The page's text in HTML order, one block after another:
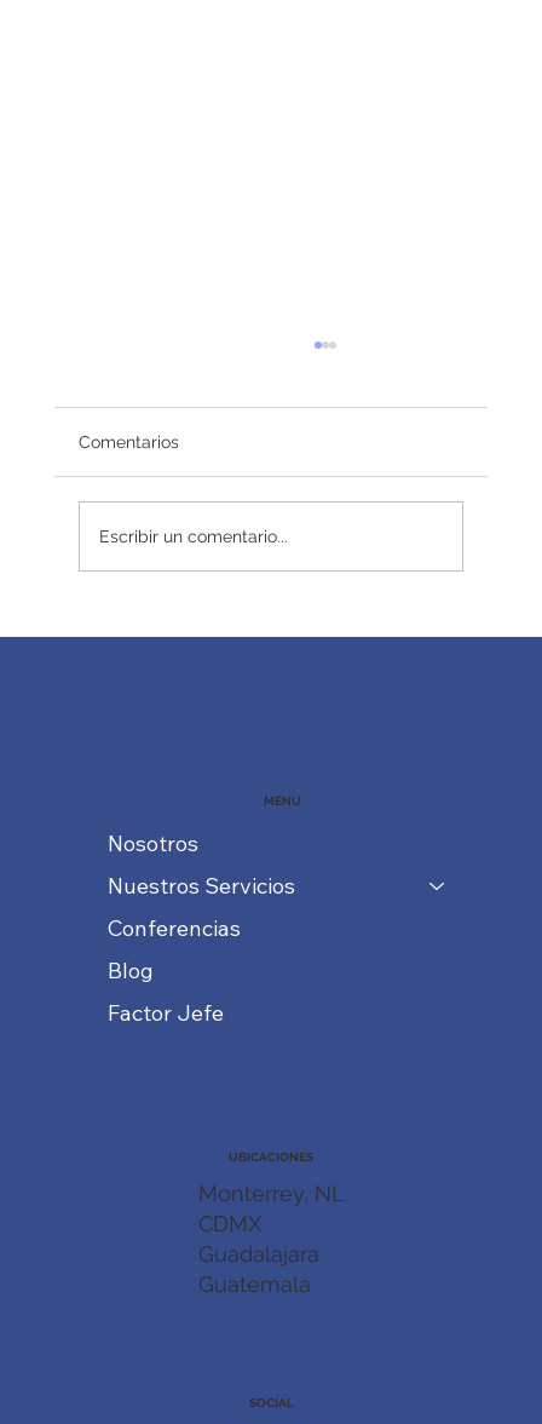
Comentarios
Escribir un comentario...
MENU
Nosotros
Nuestros Servicios
Conferencias
Blog
Factor Jefe
Monterrey, NL
CDMX
Guadalajara
Guatemala
UBICACIONES
SOCIAL